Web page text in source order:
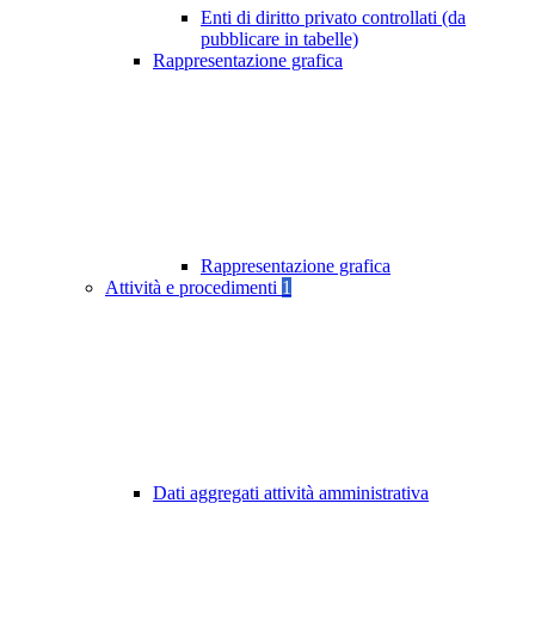
Enti di diritto privato controllati (da
pubblicare in tabelle)
Rappresentazione grafica
Rappresentazione grafica
Attività e procedimenti 1
Dati aggregati attività amministrativa